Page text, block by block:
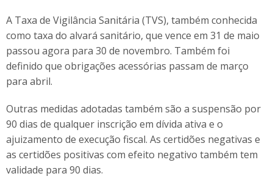
A Taxa de Vigilância Sanitária (TVS), também conhecida
como taxa do alvará sanitário, que vence em 31 de maio
passou agora para 30 de novembro. Também foi
definido que obrigações acessórias passam de março
para abril.
Outras medidas adotadas também são a suspensão por
90 dias de qualquer inscrição em dívida ativa e o
ajuizamento de execução fiscal. As certidões negativas e
as certidões positivas com efeito negativo também tem
validade para 90 dias.